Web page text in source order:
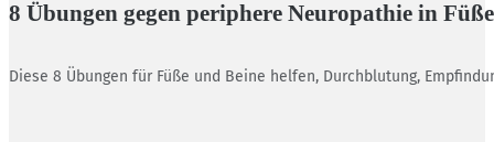
8 Übungen gegen periphere Neuropathie in
Diese 8 Übungen für Füße und Beine helfen, Durchblutung,